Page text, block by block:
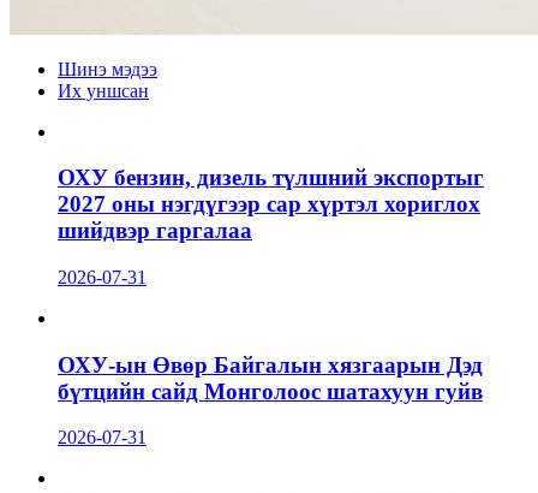
Шинэ мэдээ
Их уншсан
ОХУ бензин, дизель түлшний экспортыг
2027 оны нэгдүгээр сар хүртэл хориглох
шийдвэр гаргалаа
2026-07-31
ОХУ-ын Өвөр Байгалын хязгаарын Дэд
бүтцийн сайд Монголоос шатахуун гуйв
2026-07-31